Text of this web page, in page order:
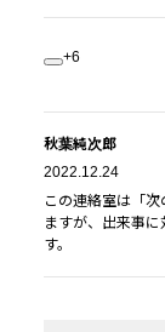
+6
秋葉純次郎
2022.12.24
この連絡室は「
ますが、出来事
す。